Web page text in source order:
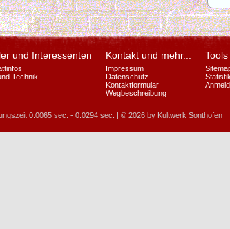
und Interessenten
Technik
Kontakt und mehr...
Impressum
Datenschutz
Kontaktformular
Wegbeschreibung
Tools
Statistik
0.0065 sec. - 0.0294 sec. | © 2026 by Kultwerk Sonthofen